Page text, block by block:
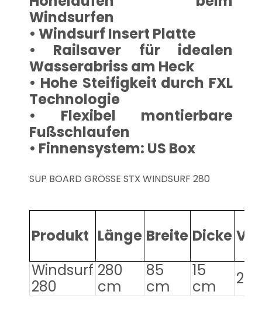
Windsurfen
• Windsurf Insert Platte
• Railsaver für idealen
Wasserabriss am Heck
• Hohe Steifigkeit durch FXL
Technologie
• Flexibel montierbare
Fußschlaufen
• Finnensystem: US Box
SUP BOARD GRÖSSE STX WINDSURF 280
Produkt Länge Breite Dicke
Windsurf
280
280
cm
85
cm
15
cm